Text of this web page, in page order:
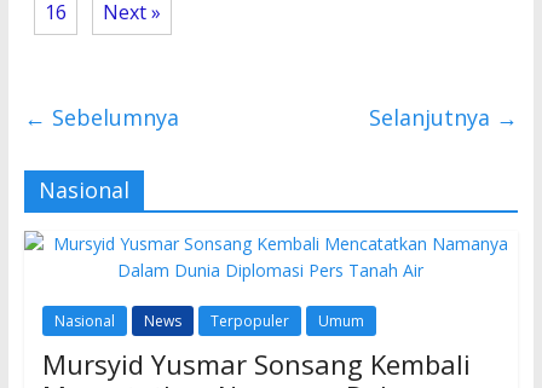
16 Next »
← Sebelumnya Selanjutnya →
Nasional
Nasional News Terpopuler Umum
Mursyid Yusmar Sonsang Kembali